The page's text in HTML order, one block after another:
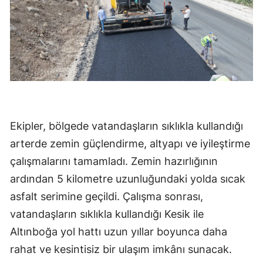
Ekipler, bölgede vatandaşların sıklıkla kullandığı
arterde zemin güçlendirme, altyapı ve iyileştirme
çalışmalarını tamamladı. Zemin hazırlığının
ardından 5 kilometre uzunluğundaki yolda sıcak
asfalt serimine geçildi. Çalışma sonrası,
vatandaşların sıklıkla kullandığı Kesik ile
Altınboğa yol hattı uzun yıllar boyunca daha
rahat ve kesintisiz bir ulaşım imkânı sunacak.